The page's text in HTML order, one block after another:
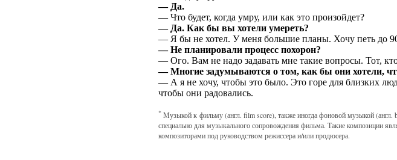
— Да.
— Что будет, когда умру, или как это произойдет?
— Да. Как бы вы хотели умереть?
— Я бы не хотел. У меня большие планы. Хочу петь до
— Не планировали процесс похорон?
— Ого. Вам не надо задавать мне такие вопросы. Тот,
— Многие задумываются о том, как бы они хотели,
— А я не хочу, чтобы это было. Это горе для близких
чтобы они радовались.
* Музыкой к фильму (англ. film score), также иногда фоновой музыкой (англ.
специально для музыкального сопровождения фильма. Такие композиции
композиторами под руководством режиссера и/или продюсера.